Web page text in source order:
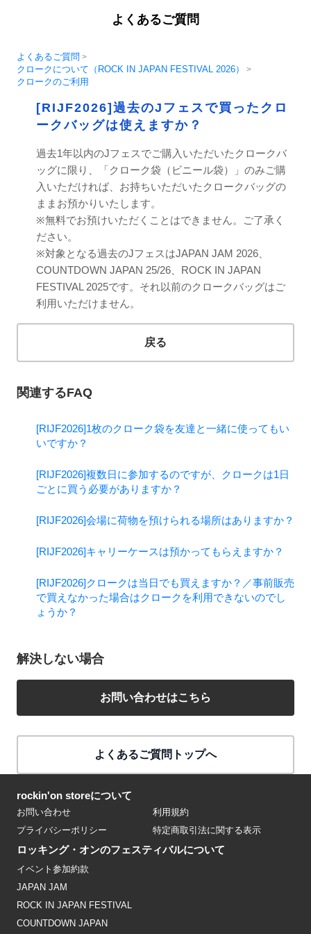
よくあるご質問
よくあるご質問 >
クロークについて（ROCK IN JAPAN FESTIVAL 2026） >
クロークのご利用
[RIJF2026]過去のJフェスで買ったクロ
ークバッグは使えますか？
過去1年以内のJフェスでご購入いただいたクロークバ
ッグに限り、「クローク袋（ビニール袋）」のみご購
入いただければ、お持ちいただいたクロークバッグの
ままお預かりいたします。
※無料でお預けいただくことはできません。ご了承く
ださい。
※対象となる過去のJフェスはJAPAN JAM 2026、
COUNTDOWN JAPAN 25/26、ROCK IN JAPAN
FESTIVAL 2025です。それ以前のクロークバッグはご
利用いただけません。
戻る
関連するFAQ
[RIJF2026]1枚のクローク袋を友達と一緒に使ってもい
いですか？
[RIJF2026]複数日に参加するのですが、クロークは1日
ごとに買う必要がありますか？
[RIJF2026]会場に荷物を預けられる場所はありますか？
[RIJF2026]キャリーケースは預かってもらえますか？
[RIJF2026]クロークは当日でも買えますか？／事前販売
で買えなかった場合はクロークを利用できないのでし
ょうか？
解決しない場合
お問い合わせはこちら
よくあるご質問トップへ
rockin'on storeについて
お問い合わせ
利用規約
プライバシーポリシー
特定商取引法に関する表示
ロッキング・オンのフェスティバルについて
イベント参加約款
JAPAN JAM
ROCK IN JAPAN FESTIVAL
COUNTDOWN JAPAN